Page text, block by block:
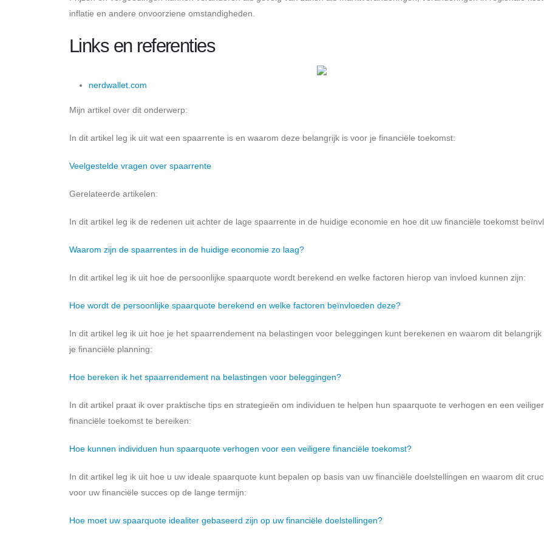
inflatie en andere onvoorziene omstandigheden.
Links en referenties
nerdwallet.com
Mijn artikel over dit onderwerp:
In dit artikel leg ik uit wat een spaarrente is en waarom deze belangrijk is voor je financiële toekomst:
Veelgestelde vragen over spaarrente
Gerelateerde artikelen:
In dit artikel leg ik de redenen uit achter de lage spaarrente in de huidige economie en hoe dit uw financiële toekomst
Waarom zijn de spaarrentes in de huidige economie zo laag?
In dit artikel leg ik uit hoe de persoonlijke spaarquote wordt berekend en welke factoren hierop van invloed kunnen zijn:
Hoe wordt de persoonlijke spaarquote berekend en welke factoren beïnvloeden deze?
In dit artikel leg ik uit hoe je het spaarrendement na belastingen voor beleggingen kunt berekenen en waarom dit belangrijk
je financiële planning:
Hoe bereken ik het spaarrendement na belastingen voor beleggingen?
In dit artikel praat ik over praktische tips en strategieën om individuen te helpen hun spaarquote te verhogen en een
financiële toekomst te bereiken:
Hoe kunnen individuen hun spaarquote verhogen voor een veiligere financiële toekomst?
In dit artikel leg ik uit hoe u uw ideale spaarquote kunt bepalen op basis van uw financiële doelstellingen en waarom dit
voor uw financiële succes op de lange termijn:
Hoe moet uw spaarquote idealiter gebaseerd zijn op uw financiële doelstellingen?